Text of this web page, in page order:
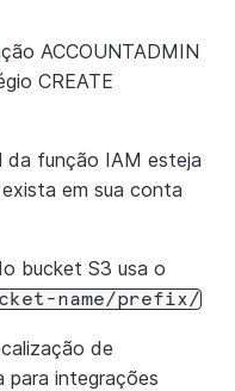
ACCOUNTADMIN
CREATE
da função IAM esteja
em sua conta
bucket S3 usa o
name/prefix/
de
para integrações